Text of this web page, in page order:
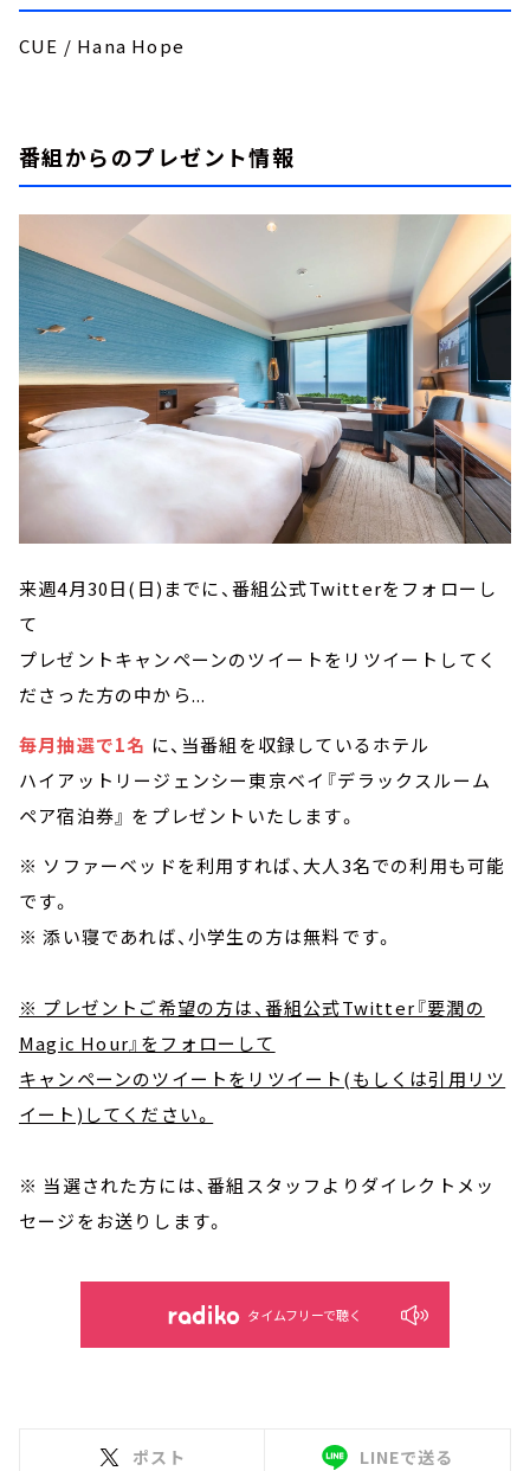
CUE / Hana Hope
番組からのプレゼント情報
来週4月30日(日)までに、番組公式Twitterをフォローし
て
プレゼントキャンペーンのツイートをリツイートしてく
ださった方の中から...
毎月抽選で1名 に、当番組を収録しているホテル
ハイアットリージェンシー東京ベイ『デラックスルーム
ペア宿泊券』 をプレゼントいたします。
※ ソファーベッドを利用すれば、大人3名での利用も可能
です。
※ 添い寝であれば、小学生の方は無料です。
※ プレゼントご希望の方は、番組公式Twitter『要潤の
Magic Hour』をフォローして
キャンペーンのツイートをリツイート(もしくは引用リツ
イート)してください。
※ 当選された方には、番組スタッフよりダイレクトメッ
セージをお送りします。
タイムフリーで聴く
ポスト LINEで送る